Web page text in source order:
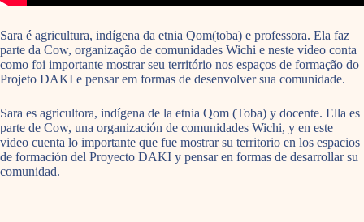
Sara é agricultura, indígena da etnia Qom(toba) e professora. Ela faz
parte da Cow, organização de comunidades Wichi e neste vídeo conta
como foi importante mostrar seu território nos espaços de formação do
Projeto DAKI e pensar em formas de desenvolver sua comunidade.
Sara es agricultora, indígena de la etnia Qom (Toba) y docente. Ella es
parte de Cow, una organización de comunidades Wichi, y en este
video cuenta lo importante que fue mostrar su territorio en los espacios
de formación del Proyecto DAKI y pensar en formas de desarrollar su
comunidad.